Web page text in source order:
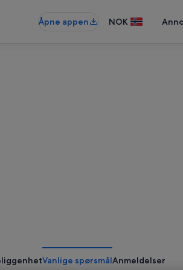
Åpne appen NOK
Vanlige spørsmålAnmeldelser